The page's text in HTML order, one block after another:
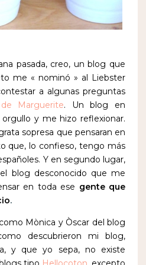
pasada, creo, un blog que
me « nominó » al Liebster
a algunas preguntas
Marguerite. Un blog en
y me hizo reflexionar.
sopresa que pensaran en
que, lo confieso, tengo más
Y en segundo lugar,
blog desconocido que me
en toda ese gente que
.
Mònica y Òscar del blog
descubrieron mi blog,
y que yo sepa, no existe